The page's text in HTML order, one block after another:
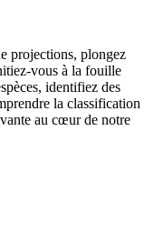
projections, plongez
vous à la fouille
identifiez des
la classification
au cœur de notre